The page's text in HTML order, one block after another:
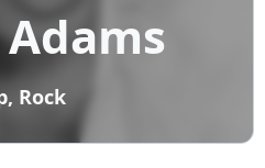
Rock